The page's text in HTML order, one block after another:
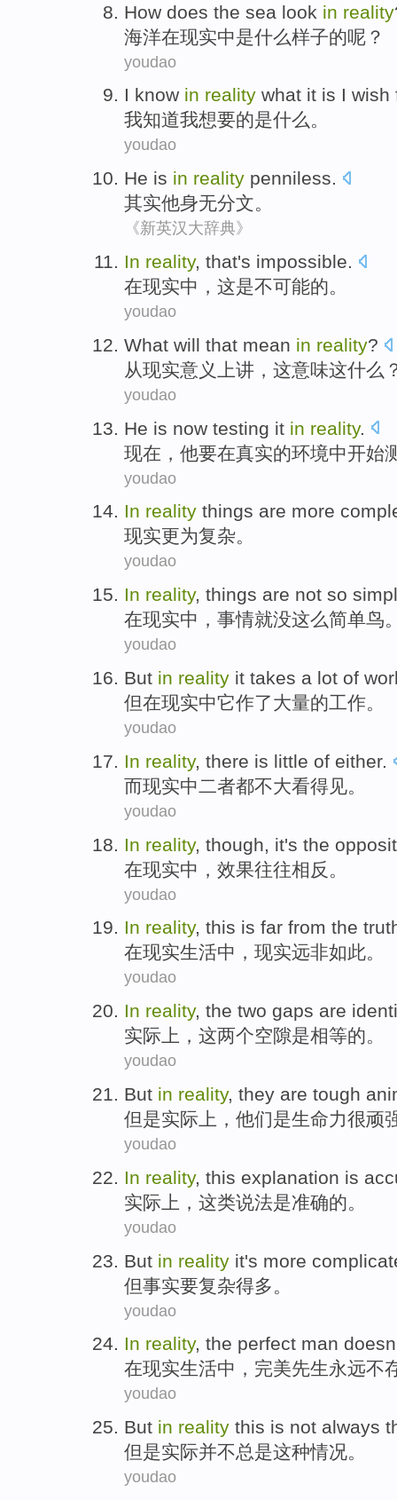
How does the sea look in reality
海洋在现实中是什么样子的呢？
youdao
I know in reality what it is I wish
我知道我想要的是什么。
youdao
He is in reality penniless.
其实他身无分文。
《新英汉大辞典》
In reality, that's impossible.
在现实中 ， 这是不可能的。
youdao
What will that mean in reality?
从现实意义上讲， 这意味这什么
youdao
He is now testing it in reality.
现在 ， 他要在真实的环境中开始
youdao
In reality things are more
现实更为复杂。
youdao
In reality, things are not so
在现实中 ， 事情就没这么简单鸟
youdao
But in reality it takes a lot of
但在现实中它作了大量的工作。
youdao
In reality, there is little of either.
而现实中二者都不大看得见。
youdao
In reality, though, it's the
在现实中 ，效果往往相反 。
youdao
In reality, this is far from the
在现实生活中，现实远非如此。
youdao
In reality, the two gaps are
实际上 ， 这两个空隙是相等的。
youdao
But in reality, they are tough
但是实际上 ， 他们是生命力很顽
youdao
In reality, this explanation is
实际上 ， 这类说法是准确的。
youdao
But in reality it's more
但事实要复杂得多 。
youdao
In reality, the perfect man
在现实生活中 ， 完美先生永远不
youdao
But in reality this is not always
但是实际并不总是这种情况。
youdao